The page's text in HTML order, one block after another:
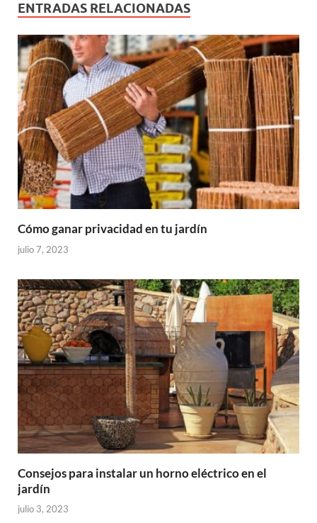
ENTRADAS RELACIONADAS
Cómo ganar privacidad en tu jardín
julio 7, 2023
Consejos para instalar un horno eléctrico en el
jardín
julio 3, 2023